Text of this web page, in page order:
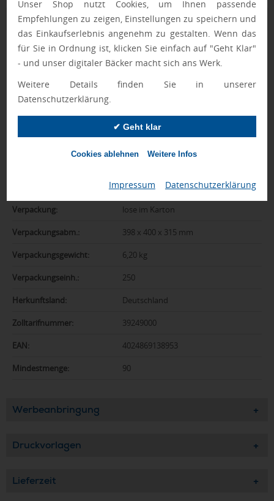
Unser Shop nutzt Cookies, um Ihnen passende
Empfehlungen zu zeigen, Einstellungen zu speichern und
das Einkaufserlebnis angenehm zu gestalten. Wenn das
für Sie in Ordnung ist, klicken Sie einfach auf "Geht Klar"
- und unser digitaler Bäcker macht sich ans Werk.
Weitere Details finden Sie in unserer
Datenschutzerklärung.
✔ Geht klar
Cookies ablehnen Weitere Infos
Impressum Datenschutzerklärung
Zusatzinformation
Artikelnummer: 01-05225001-00000
Made in Europe:
Abmessungen: 91 x ø 64,00 mm
Kunststoff
Verpackung: lose im Karton
Verpackungsabm.: 398 x 400 x 315 mm
Verpackungsgewicht: 6,20 kg
Verpackungseinh.: 250
Herkunftsland: Deutschland
Zolltarifnummer: 39249000
EAN: 4024869138953
Mindestmenge: 90
Werbeanbringung
Druckvorlagen
Lieferzeit